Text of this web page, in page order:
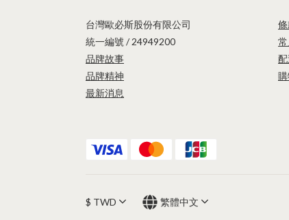
台灣歐必斯股份有限公司
統一編號 / 24949200
品牌故事
品牌精神
最新消息
$ TWD 繁體中文